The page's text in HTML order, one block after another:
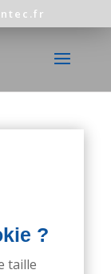
?
taille